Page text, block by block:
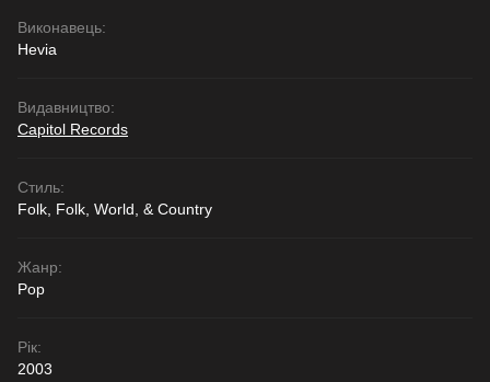
Виконавець:
Hevia
Видавництво:
Capitol Records
Стиль:
Folk, Folk, World, & Country
Жанр:
Pop
Рік:
2003